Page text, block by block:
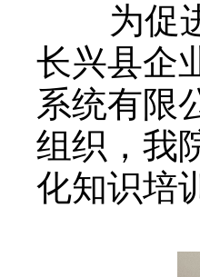
为促进
长兴县企
系统有限
组织，我
化知识培